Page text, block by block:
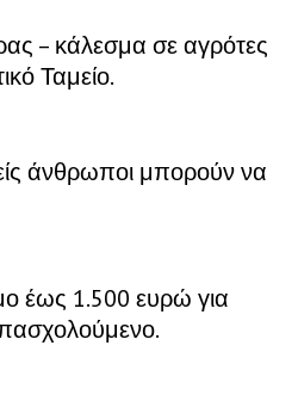
– κάλεσμα σε αγρότες
Ταμείο.
άνθρωποι μπορούν να
έως 1.500 ευρώ για